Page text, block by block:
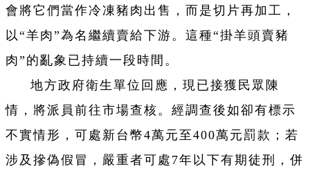
會將它們當作冷凍豬肉出售，而是切片再加工，
以“羊肉”為名繼續賣給下游。這種“掛羊頭賣豬
肉”的亂象已持續一段時間。
地方政府衛生單位回應，現已接獲民眾陳
情，將派員前往市場查核。經調查後如卻有標示
不實情形，可處新台幣4萬元至400萬元罰款；若
涉及摻偽假冒，嚴重者可處7年以下有期徒刑，併